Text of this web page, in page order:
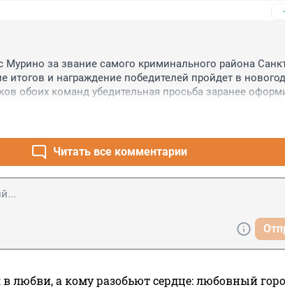
Мурино за звание самого криминального района
итогов и награждение победителей пройдет в
обоих команд убедительная просьба заранее
Читать все комментарии
любви, а кому разобьют сердце: любовный